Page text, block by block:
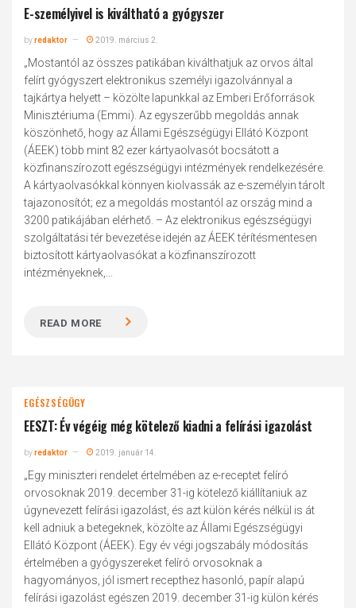
E-személyivel is kiváltható a gyógyszer
byredaktor 2019. március 2.
„Mostantól az összes patikában kiválthatjuk az orvos által
felírt gyógyszert elektronikus személyi igazolvánnyal a
tajkártya helyett – közölte lapunkkal az Emberi Erőforrások
Minisztériuma (Emmi). Az egyszerűbb megoldás annak
köszönhető, hogy az Állami Egészségügyi Ellátó Központ
(ÁEEK) több mint 82 ezer kártyaolvasót bocsátott a
közfinanszírozott egészségügyi intézmények rendelkezésére.
A kártyaolvasókkal könnyen kiolvassák az e-személyin tárolt
tajazonosítót; ez a megoldás mostantól az ország mind a
3200 patikájában elérhető. – Az elektronikus egészségügyi
szolgáltatási tér bevezetése idején az ÁEEK térítésmentesen
biztosított kártyaolvasókat a közfinanszírozott
intézményeknek,...
READ MORE
EGÉSZSÉGÜGY
EESZT: Év végéig még kötelező kiadni a felírási igazolást
byredaktor 2019. január 14.
„Egy miniszteri rendelet értelmében az e-receptet felíró
orvosoknak 2019. december 31-ig kötelező kiállítaniuk az
úgynevezett felírási igazolást, és azt külön kérés nélkül is át
kell adniuk a betegeknek, közölte az Állami Egészségügyi
Ellátó Központ (ÁEEK). Egy év végi jogszabály módosítás
értelmében a gyógyszereket felíró orvosoknak a
hagyományos, jól ismert recepthez hasonló, papír alapú
felírási igazolást egészen 2019. december 31-ig külön kérés